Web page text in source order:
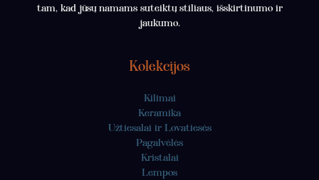
tam, kad jūsų namams suteiktų stiliaus, išskirtinumo ir
jaukumo.
Kolekcijos
Kilimai
Keramika
Užtiesalai ir Lovatiesės
Pagalvėlės
Kristalai
Lempos